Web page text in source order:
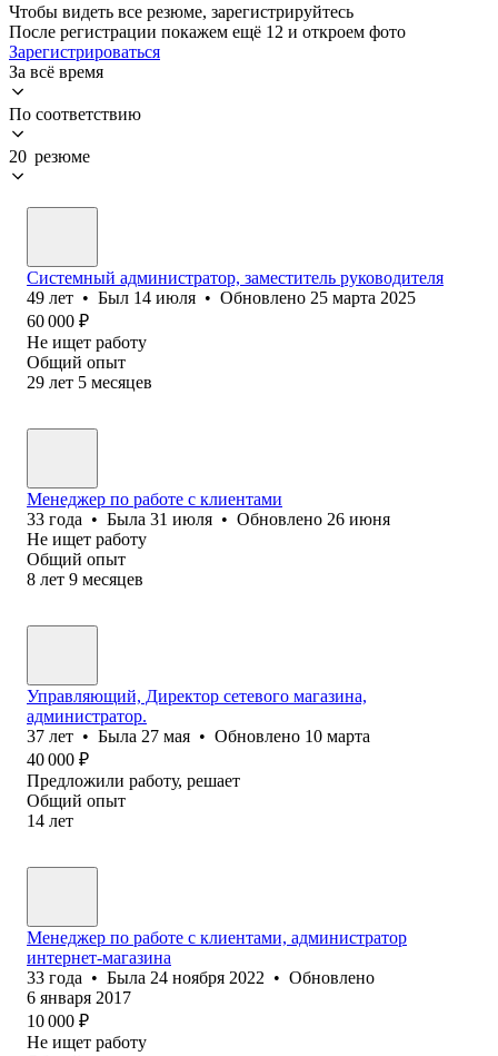
Чтобы видеть все резюме, зарегистрируйтесь
После регистрации покажем ещё 12 и откроем фото
Зарегистрироваться
За всё время
По соответствию
20 резюме
Системный администратор, заместитель руководителя
49 лет • Был 14 июля • Обновлено 25 марта 2025
60 000 ₽
Не ищет работу
Общий опыт
29 лет 5 месяцев
Менеджер по работе с клиентами
33 года • Была 31 июля • Обновлено 26 июня
Не ищет работу
Общий опыт
8 лет 9 месяцев
Управляющий, Директор сетевого магазина,
администратор.
37 лет • Была 27 мая • Обновлено 10 марта
40 000 ₽
Предложили работу, решает
Общий опыт
14 лет
Менеджер по работе с клиентами, администратор
интернет-магазина
33 года • Была 24 ноября 2022 • Обновлено
6 января 2017
10 000 ₽
Не ищет работу